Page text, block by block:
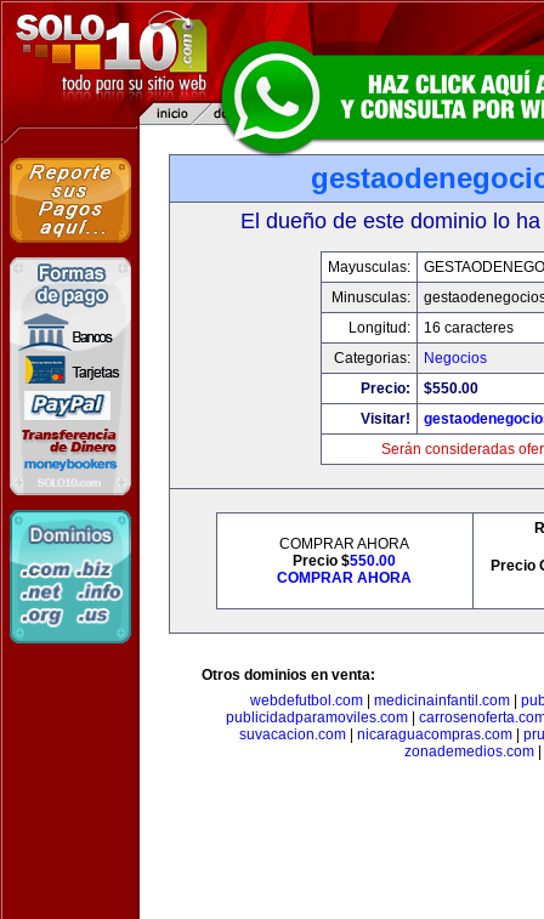
El dueño de este dominio lo
Mayusculas:
Minusculas:
Longitud:
16 caracteres
Categorias:
Negocios
Precio:
$550.00
Visitar!
Serán consideradas
COMPRAR AHORA
Precio $550.00
COMPRAR AHORA
Precio
Otros dominios en venta:
webdefutbol.com
medicinainfantil.com
publicidadparamoviles.com
suvacacion.com| nicaraguacompras.com|
zonademedios.com|